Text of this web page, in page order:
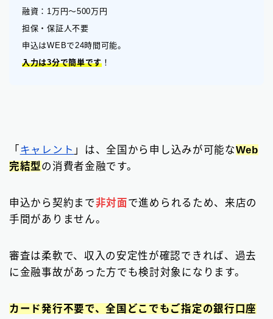
融資：1万円〜500万円
担保・保証人不要
申込はWEBで24時間可能。
入力は3分で簡単です ！
「 キャレント 」は、全国から申し込みが可能なWeb
完結型 の消費者金融です。
申込から契約まで非対面で進められるため、来店の
手間がありません。
審査は柔軟で、収入の安定性が確認できれば、過去
に金融事故があった方でも検討対象になります。
カード発行不要で、全国どこでもご指定の銀行口座